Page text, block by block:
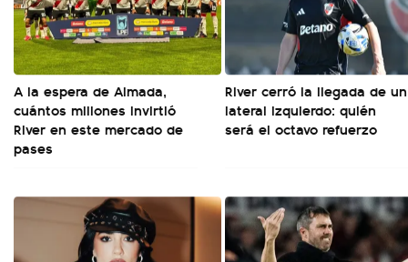
A la espera de Almada,
cuántos millones invirtió
River en este mercado de
pases
River cerró la llegada de un
lateral izquierdo: quién
será el octavo refuerzo